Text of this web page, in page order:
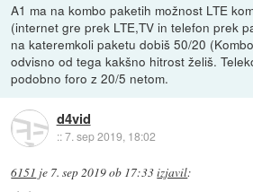
A1 ma na kombo paketih možnost LTE
(internet gre prek LTE,TV in telefon prek
na kateremkoli paketu dobiš 50/20
odvisno od tega kakšno hitrost želiš.
podobno foro z 20/5 netom.
d4vid
::7. sep 2019, 18:02
6151 je 7. sep 2019 ob 17:33izjavil: